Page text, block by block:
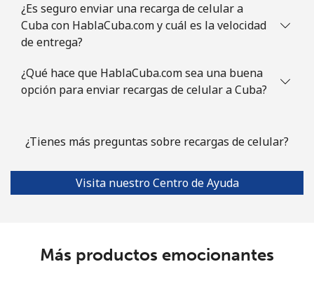
¿Es seguro enviar una recarga de celular a
Cuba con HablaCuba.com y cuál es la velocidad
de entrega?
¿Qué hace que HablaCuba.com sea una buena
opción para enviar recargas de celular a Cuba?
¿Tienes más preguntas sobre recargas de celular?
Visita nuestro Centro de Ayuda
Más productos emocionantes